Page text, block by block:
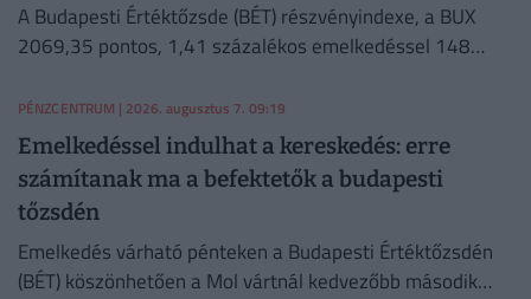
A Budapesti Értéktőzsde (BÉT) részvényindexe, a BUX
2069,35 pontos, 1,41 százalékos emelkedéssel 148
PÉNZCENTRUM | 2026. augusztus 7. 09:19
Emelkedéssel indulhat a kereskedés: erre
számítanak ma a befektetők a budapesti
tőzsdén
Emelkedés várható pénteken a Budapesti Értéktőzsdén
(BÉT) köszönhetően a Mol vártnál kedvezőbb második